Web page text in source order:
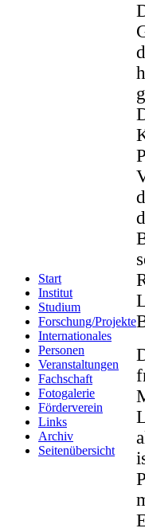
Start
Institut
Studium
Forschung/Projekte
Internationales
Personen
Veranstaltungen
Fachschaft
Fotogalerie
Förderverein
Links
Archiv
Seitenübersicht